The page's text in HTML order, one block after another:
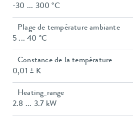
-30 ... 300 °C
Plage de température ambiante
5 ... 40 °C
Constance de la température
0,01 ± K
Heating_range
2.8 ... 3.7 kW